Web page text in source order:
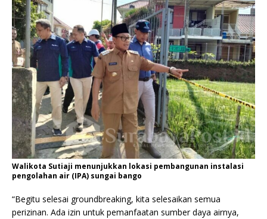
Walikota Sutiaji menunjukkan lokasi pembangunan instalasi
pengolahan air (IPA) sungai bango
“Begitu selesai groundbreaking, kita selesaikan semua
perizinan. Ada izin untuk pemanfaatan sumber daya airnya,